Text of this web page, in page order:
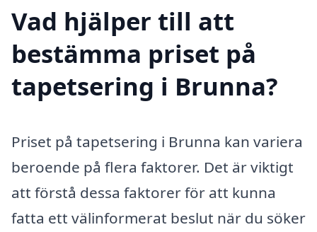
Vad hjälper till att
bestämma priset på
tapetsering i Brunna?
Priset på tapetsering i Brunna kan variera
beroende på flera faktorer. Det är viktigt
att förstå dessa faktorer för att kunna
fatta ett välinformerat beslut när du söker